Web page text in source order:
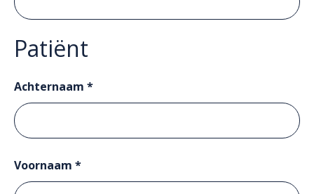
Patiënt
Achternaam *
Voornaam *